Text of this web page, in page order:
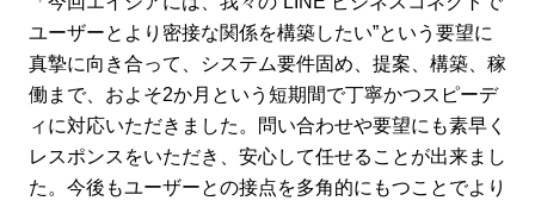
ユーザーとより密接な関係を構築したい”という要望に
真摯に向き合って、システム要件固め、提案、構築、稼
働まで、およそ2か月という短期間で丁寧かつスピーデ
ィに対応いただきました。問い合わせや要望にも素早く
レスポンスをいただき、安心して任せることが出来まし
た。今後もユーザーとの接点を多角的にもつことでより